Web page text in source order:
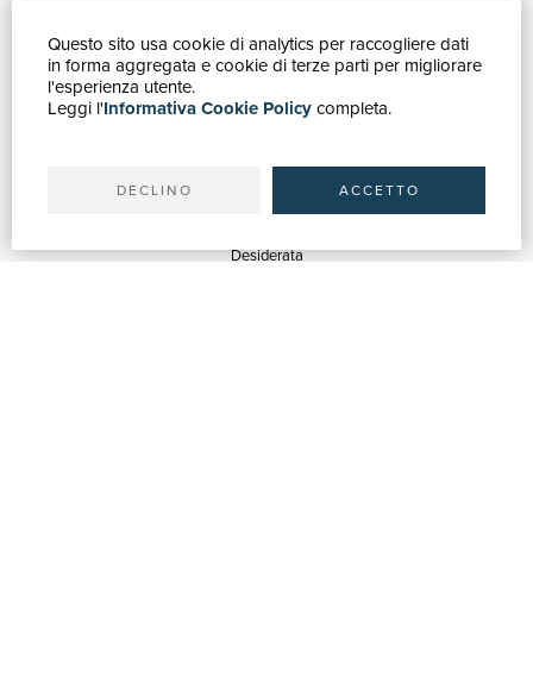
Questo sito usa cookie di analytics per raccogliere dati
in forma aggregata e cookie di terze parti per migliorare
l'esperienza utente.
Leggi l'Informativa Cookie Policycompleta.
DECLINO ACCETTO
GUIDA ACQUISTI
Catalogo
Ricerca avanzata
Spedizioni
Desiderata